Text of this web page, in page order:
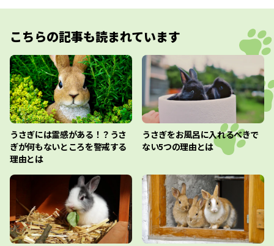
こちらの記事も読まれています
うさぎには霊感がある！？うさ
ぎが何もないところを警戒する
理由とは
うさぎをお風呂に入れるべきで
ない5つの理由とは